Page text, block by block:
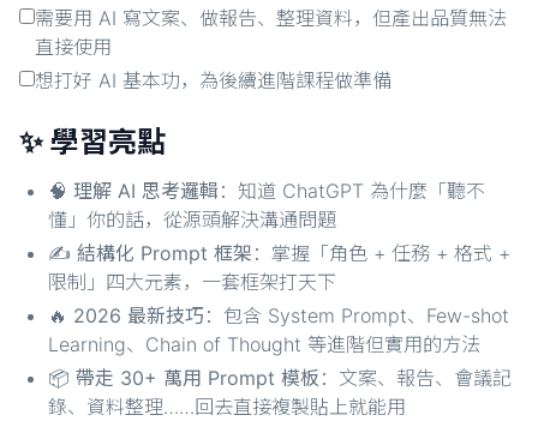
需要用 AI 寫文案、做報告、整理資料，但產出品質無法
直接使用
想打好 AI 基本功，為後續進階課程做準備
✨ 學習亮點
🧠 理解 AI 思考邏輯 ：知道 ChatGPT 為什麼「聽不
懂」你的話，從源頭解決溝通問題
✍️ 結構化 Prompt 框架 ：掌握「角色 + 任務 + 格式 +
限制」四大元素，一套框架打天下
🔥 2026 最新技巧 ：包含 System Prompt、Few-shot
Learning、Chain of Thought 等進階但實用的方法
📦 帶走 30+ 萬用 Prompt 模板 ：文案、報告、會議記
錄、資料整理……回去直接複製貼上就能用